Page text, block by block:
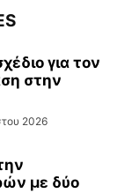
για τον
στην
2026
με δύο